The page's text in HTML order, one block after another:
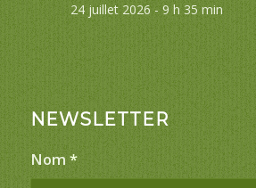
24 juillet 2026 - 9 h 35 min
NEWSLETTER
Nom *